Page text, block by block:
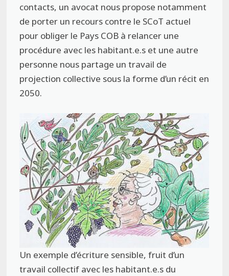
contacts, un avocat nous propose notamment
de porter un recours contre le SCoT actuel
pour obliger le Pays COB à relancer une
procédure avec les habitant.e.s et une autre
personne nous partage un travail de
projection collective sous la forme d’un récit en
2050.
Un exemple d’écriture sensible, fruit d’un
travail collectif avec les habitant.e.s du